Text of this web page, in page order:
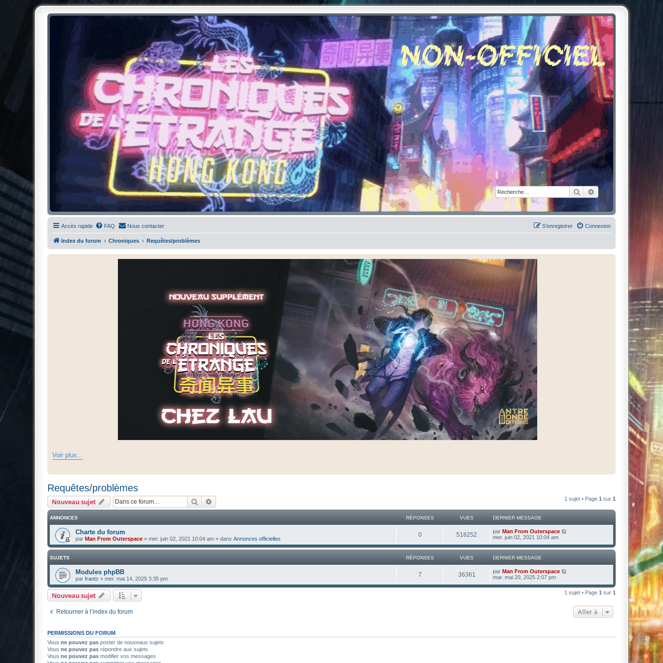
RechercherRecherche avancée
Chroniques de l'Étrange NO
Pour les amateurs des Chroniques de l'Étrange
Accès rapide FAQ Nous contacter Connexion
S’enregistrer
Index du forum Chroniques Requêtes/problèmes
Voir plus...
Requêtes/problèmes
Nouveau sujet Rechercher 1 sujet • Page 1 sur 1
ANNONCES RÉPONSES VUES DERNIER MESSAGE
Charte du forum
par Man From Outerspace » mer. juin 02, 2021 10:04 am » dans Annonces officielles
0 518252 par Man From Outerspace
mer. juin 02, 2021 10:04 am
SUJETS RÉPONSES VUES DERNIER MESSAGE
Modules phpBB
par frantz » mer. mai 14, 2025 3:35 pm
7 36361 par Man From Outerspace
mar. mai 20, 2025 2:07 pm
Nouveau sujet 1 sujet • Page 1 sur 1
Retourner à l’index du forum Aller à
PERMISSIONS DU FORUM
Vous ne pouvez pas poster de nouveaux sujets
Vous ne pouvez pas répondre aux sujets
Vous ne pouvez pas modifier vos messages